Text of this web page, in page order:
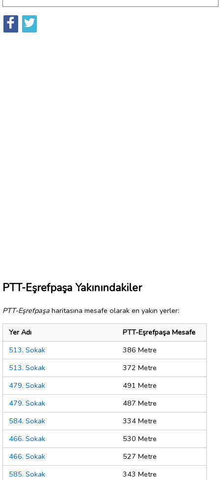
PTT-Eşrefpaşa Yakınındakiler
PTT-Eşrefpaşa haritasına mesafe olarak en yakın yerler:
Yer Adı
PTT-Eşrefpaşa Mesafe
513. Sokak
386 Metre
513. Sokak
372 Metre
479. Sokak
491 Metre
479. Sokak
487 Metre
584. Sokak
334 Metre
466. Sokak
530 Metre
466. Sokak
527 Metre
585. Sokak
343 Metre